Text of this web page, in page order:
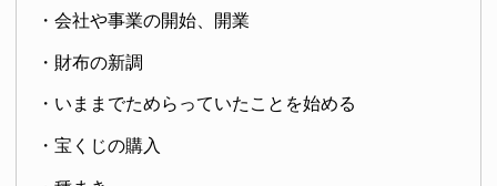
・会社や事業の開始、開業
・財布の新調
・いままでためらっていたことを始める
・宝くじの購入